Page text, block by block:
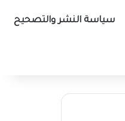
سياسة النشر والتصحيح